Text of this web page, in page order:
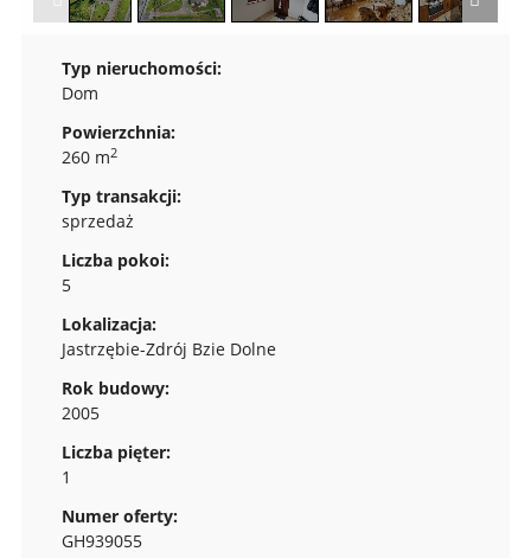
Typ nieruchomości:
Dom
Powierzchnia:
260 m2
Typ transakcji:
sprzedaż
Liczba pokoi:
5
Lokalizacja:
Jastrzębie-Zdrój Bzie Dolne
Rok budowy:
2005
Liczba pięter:
1
Numer oferty:
GH939055